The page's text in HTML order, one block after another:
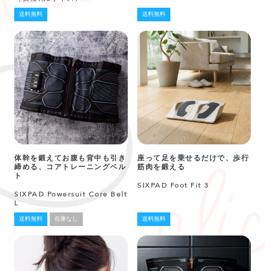
送料無料 送料無料
体幹を鍛えてお腹も背中も引き
締める、コアトレーニングベル
ト
SIXPAD Powersuit Core Belt
L
送料無料 在庫なし
座って足を乗せるだけで、歩行
筋肉を鍛える
SIXPAD Foot Fit 3
送料無料